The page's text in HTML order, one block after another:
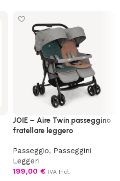
JOIE – Aire Twin passeggino
fratellare leggero
Passeggio, Passeggini
Leggeri
199,00 € IVA Incl.